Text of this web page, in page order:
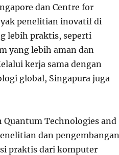
dan Centre for
penelitian inovatif di
lebih praktis, seperti
yang lebih aman dan
kerja sama dengan
global, Singapura juga
Technologies and
dan pengembangan
praktis dari komputer